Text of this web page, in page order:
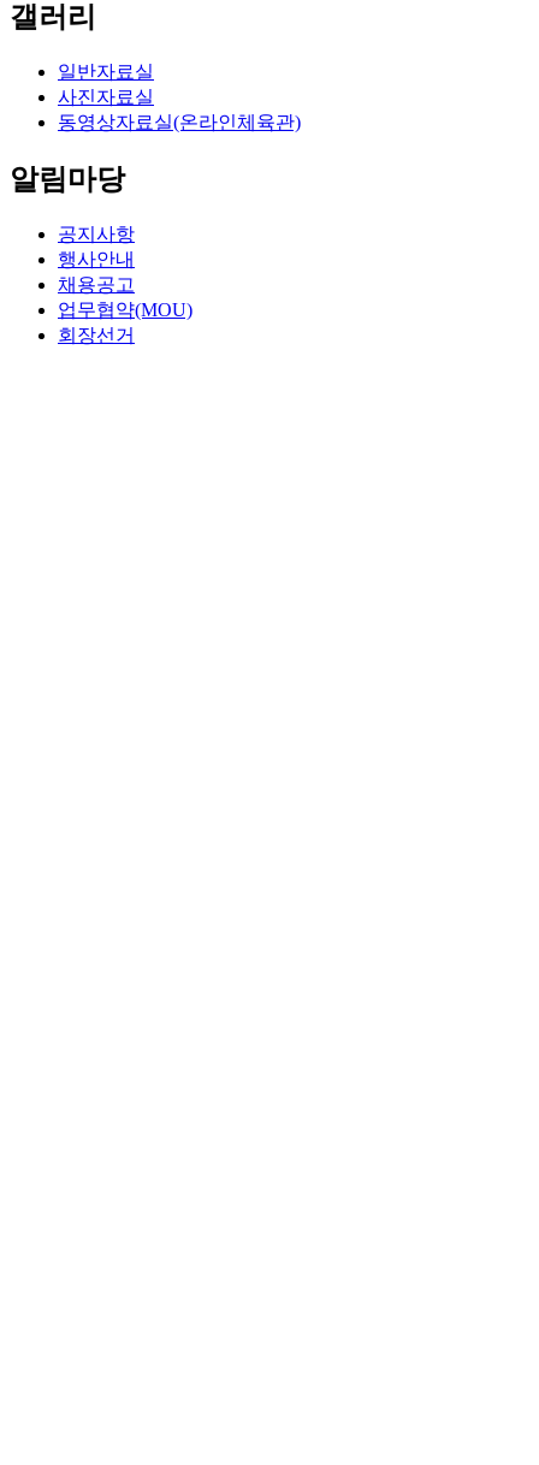
갤러리
일반자료실
사진자료실
동영상자료실(온라인체육관)
알림마당
공지사항
행사안내
채용공고
업무협약(MOU)
회장선거